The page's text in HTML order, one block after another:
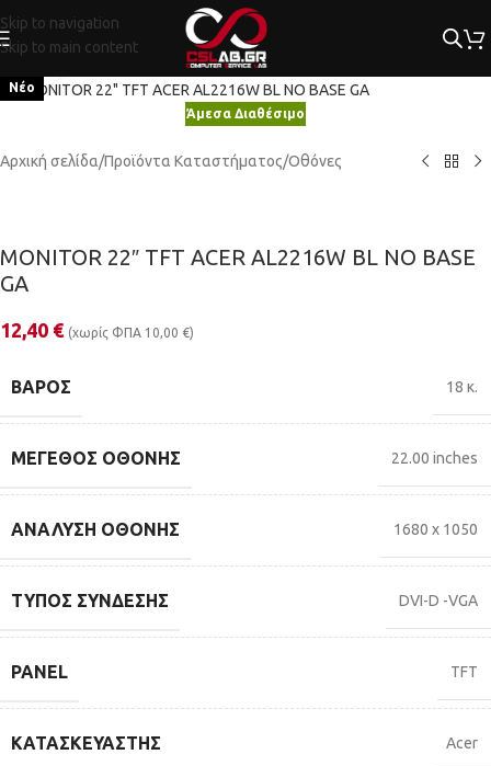
Skip to navigation
Skip to main content
Νέο
Κλικ για μεγέθυνση
Άμεσα Διαθέσιμο
Αρχική σελίδα/Προϊόντα Καταστήματος/Οθόνες
MONITOR 22″ TFT ACER AL2216W BL NO BASE
GA
12,40 € (χωρίς ΦΠΑ 10,00 €)
ΒΆΡΟΣ 18 κ.
ΜΈΓΕΘΟΣ ΟΘΌΝΗΣ 22.00 inches
ΑΝΆΛΥΣΗ ΟΘΌΝΗΣ 1680 x 1050
ΤΎΠΟΣ ΣΎΝΔΕΣΗΣ DVI-D -VGA
PANEL TFT
ΚΑΤΑΣΚΕΥΑΣΤΉΣ Acer